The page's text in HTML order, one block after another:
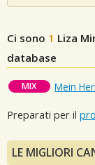
Ci sono 1 Liza
database
MIX Mein
Preparati per il
LE MIGLIORI